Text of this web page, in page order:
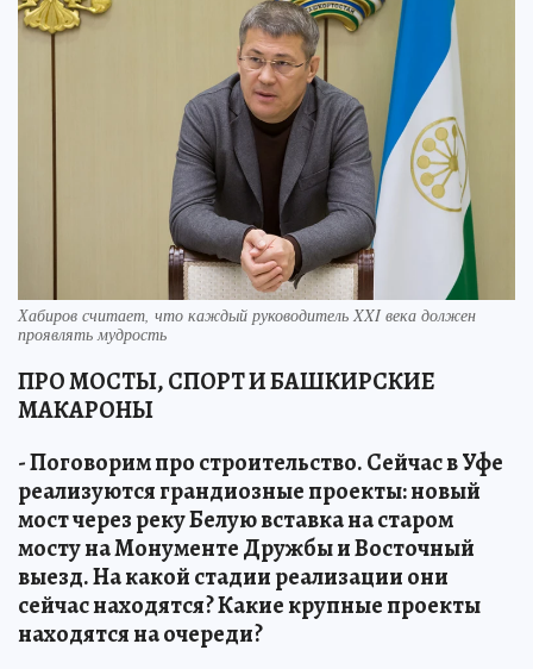
Хабиров считает, что каждый руководитель XXI века должен
проявлять мудрость
ПРО МОСТЫ, СПОРТ И БАШКИРСКИЕ
МАКАРОНЫ
- Поговорим про строительство. Сейчас в Уфе
реализуются грандиозные проекты: новый
мост через реку Белую вставка на старом
мосту на Монументе Дружбы и Восточный
выезд. На какой стадии реализации они
сейчас находятся? Какие крупные проекты
находятся на очереди?